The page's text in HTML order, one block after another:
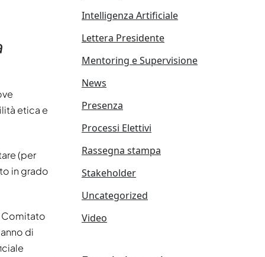
etica e
(per
in grado
Comitato
di
Intelligenza Artificiale
Lettera Presidente
Mentoring e Supervisione
News
Presenza
Processi Elettivi
Rassegna stampa
Stakeholder
Uncategorized
Video